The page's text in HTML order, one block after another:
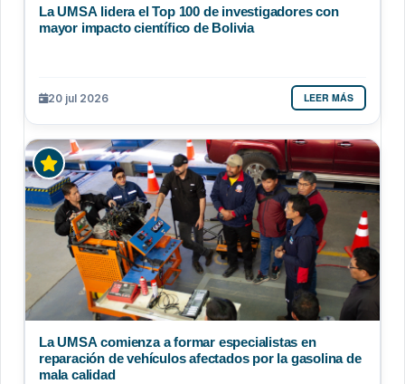
La UMSA lidera el Top 100 de investigadores con
mayor impacto científico de Bolivia
20 jul 2026 LEER MÁS
La UMSA comienza a formar especialistas en
reparación de vehículos afectados por la gasolina de
mala calidad